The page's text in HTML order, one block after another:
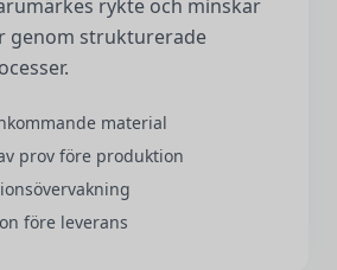
rykte och minskar
genom strukturerade
material
prov före produktion
före leverans